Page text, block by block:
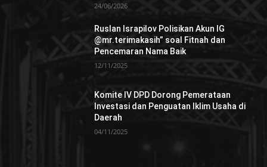
24/06/2026
Ruslan Israpilov Polisikan Akun IG
@mr.terimakasih” soal Fitnah dan
Pencemaran Nama Baik
12/11/2025
Komite IV DPD Dorong Pemerataan
Investasi dan Penguatan Iklim Usaha di
Daerah
04/11/2025